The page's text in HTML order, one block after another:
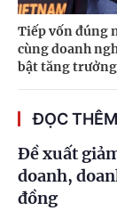
Tiếp vốn đúng
cùng doanh
bật tăng trưởng
ĐỌC THÊM
Đề xuất
doanh,
đồng